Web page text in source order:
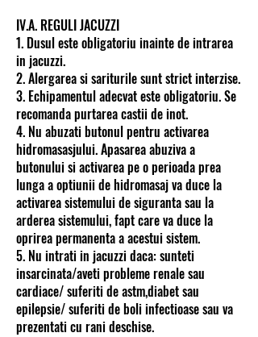
IV.A. REGULI JACUZZI
1. Dusul este obligatoriu inainte de intrarea
in jacuzzi.
2. Alergarea si sariturile sunt strict interzise.
3. Echipamentul adecvat este obligatoriu. Se
recomanda purtarea castii de inot.
4. Nu abuzati butonul pentru activarea
hidromasasjului. Apasarea abuziva a
butonului si activarea pe o perioada prea
lunga a optiunii de hidromasaj va duce la
activarea sistemului de siguranta sau la
arderea sistemului, fapt care va duce la
oprirea permanenta a acestui sistem.
5. Nu intrati in jacuzzi daca: sunteti
insarcinata/aveti probleme renale sau
cardiace/ suferiti de astm,diabet sau
epilepsie/ suferiti de boli infectioase sau va
prezentati cu rani deschise.